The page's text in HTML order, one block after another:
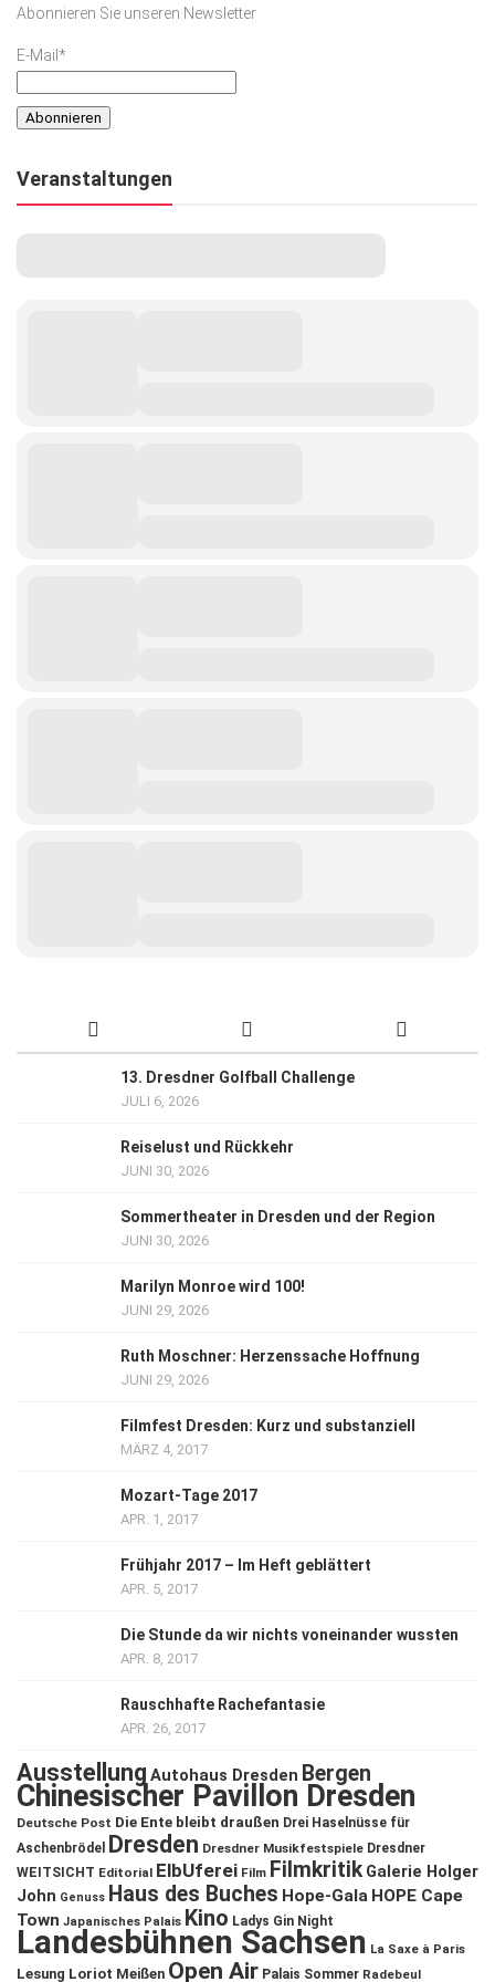
Lifestyle
Ausflug & Reise
Abonnieren Sie unseren Newsletter
E-Mail*
Veranstaltungen
13. Dresdner Golfball Challenge
JULI 6, 2026
Reiselust und Rückkehr
JUNI 30, 2026
Sommertheater in Dresden und der Region
JUNI 30, 2026
Marilyn Monroe wird 100!
JUNI 29, 2026
Ruth Moschner: Herzenssache Hoffnung
JUNI 29, 2026
Filmfest Dresden: Kurz und substanziell
MÄRZ 4, 2017
Mozart-Tage 2017
APR. 1, 2017
Frühjahr 2017 – Im Heft geblättert
APR. 5, 2017
Die Stunde da wir nichts voneinander wussten
APR. 8, 2017
Rauschhafte Rachefantasie
APR. 26, 2017
Ausstellung Autohaus Dresden Bergen
Chinesischer Pavillon Dresden
Deutsche Post Die Ente bleibt draußen Drei Haselnüsse für
Aschenbrödel
Dresden Dresdner Musikfestspiele Dresdner
WEITSICHT Editorial ElbUferei Film Filmkritik Galerie Holger
John Genuss Haus des Buches Hope-Gala HOPE Cape
Town Japanisches Palais Kino Ladys Gin Night
Landesbühnen Sachsen La Saxe à Paris
Lesung Loriot Meißen Open Air Palais Sommer Radebeul